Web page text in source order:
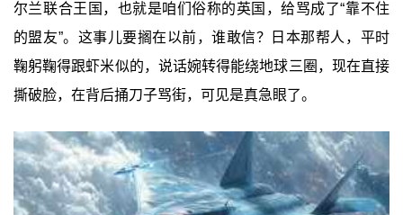
尔兰联合王国，也就是咱们俗称的英国，给骂成了“靠不住
的盟友”。这事儿要搁在以前，谁敢信？日本那帮人，平时
鞠躬鞠得跟虾米似的，说话婉转得能绕地球三圈，现在直接
撕破脸，在背后捅刀子骂街，可见是真急眼了。